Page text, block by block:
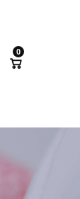
0